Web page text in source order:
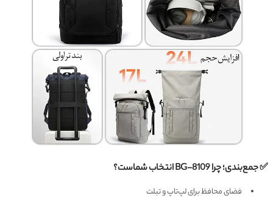
✅ جمع‌بندی؛ چرا BG-8109 انتخاب شماست؟
فضای محافظ برای لپ‌تاپ و تبلت